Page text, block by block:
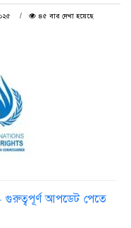
৪৫ বার দেখা হয়েছে
আপডেট পেতে